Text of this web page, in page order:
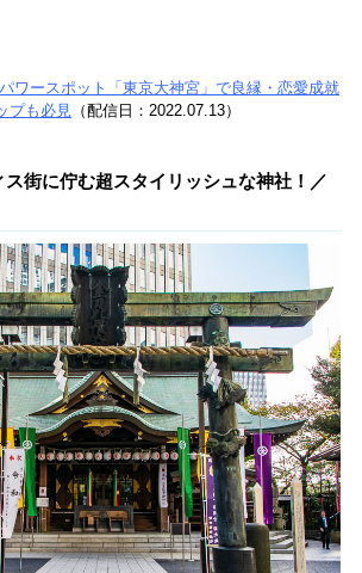
ワースポット「東京大神宮」で良縁・恋愛成就
プも必見
（配信日：2022.07.13）
ス街に佇む超スタイリッシュな神社！／